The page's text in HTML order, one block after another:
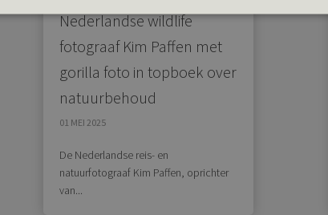
Nederlandse wildlife
fotograaf Kim Paffen met
gorilla foto in topboek over
natuurbehoud
01 MEI 2025
De Nederlandse reis- en
natuurfotograaf Kim Paffen, oprichter
van...